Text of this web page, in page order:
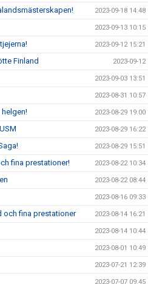
2023-09-18 14:48
2023-09-13 10:15
2023-09-12 15:21
Finland 2023-09-12
2023-09-03 13:51
2023-08-31 10:57
helgen! 2023-08-29 19:00
2023-08-29 16:22
2023-08-29 15:51
fina prestationer! 2023-08-22 10:34
2023-08-22 08:44
2023-08-16 09:33
och fina prestationer 2023-08-14 16:21
2023-08-14 10:44
2023-08-01 10:49
2023-07-21 12:39
2023-07-07 09:45